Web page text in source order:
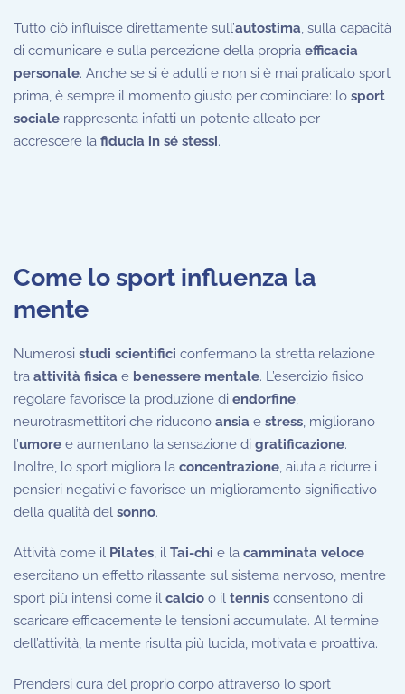
Tutto ciò influisce direttamente sull’autostima, sulla capacità
di comunicare e sulla percezione della propria efficacia
personale. Anche se si è adulti e non si è mai praticato sport
prima, è sempre il momento giusto per cominciare: lo sport
sociale rappresenta infatti un potente alleato per
accrescere la fiducia in sé stessi.
Come lo sport influenza la
mente
Numerosi studi scientifici confermano la stretta relazione
tra attività fisica e benessere mentale. L’esercizio fisico
regolare favorisce la produzione di endorfine,
neurotrasmettitori che riducono ansia e stress, migliorano
l’umore e aumentano la sensazione di gratificazione.
Inoltre, lo sport migliora la concentrazione, aiuta a ridurre i
pensieri negativi e favorisce un miglioramento significativo
della qualità del sonno.
Attività come il Pilates, il Tai-chi e la camminata veloce
esercitano un effetto rilassante sul sistema nervoso, mentre
sport più intensi come il calcio o il tennis consentono di
scaricare efficacemente le tensioni accumulate. Al termine
dell’attività, la mente risulta più lucida, motivata e proattiva.
Prendersi cura del proprio corpo attraverso lo sport